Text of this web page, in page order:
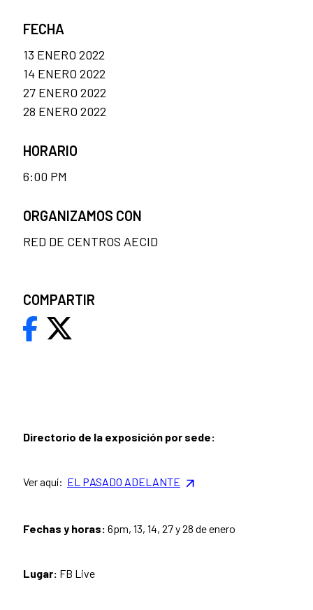
Directorio de la exposición por sede:
Ver aquí: EL PASADO ADELANTE
Fechas y horas: 6pm, 13, 14, 27 y 28 de enero
Lugar: FB Live
FECHA
13 ENERO 2022
14 ENERO 2022
27 ENERO 2022
28 ENERO 2022
HORARIO
6:00 PM
ORGANIZAMOS CON
RED DE CENTROS AECID
COMPARTIR